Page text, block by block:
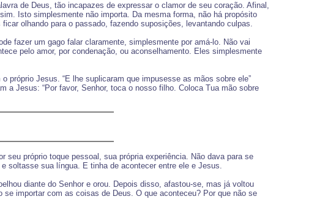
de Deus, tão incapazes de expressar o clamor de seu coração. Afinal,
Isto simplesmente não importa. Da mesma forma, não há propósito
olhando para o passado, fazendo suposições, levantando culpas.
fazer um gago falar claramente, simplesmente por amá-lo. Não vai
pelo amor, por condenação, ou aconselhamento. Eles simplesmente
próprio Jesus. “E lhe suplicaram que impusesse as mãos sobre ele”
a Jesus: “Por favor, Senhor, toca o nosso filho. Coloca Tua mão sobre
seu próprio toque pessoal, sua própria experiência. Não dava para se
soltasse sua língua. E tinha de acontecer entre ele e Jesus.
diante do Senhor e orou. Depois disso, afastou-se, mas já voltou
importar com as coisas de Deus. O que aconteceu? Por que não se